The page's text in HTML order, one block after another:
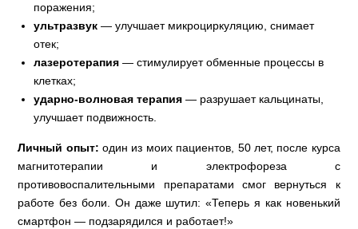
поражения;
ультразвук — улучшает микроциркуляцию, снимает
отек;
лазеротерапия — стимулирует обменные процессы в
клетках;
ударно‑волновая терапия — разрушает кальцинаты,
улучшает подвижность.
Личный опыт: один из моих пациентов, 50 лет, после курса
магнитотерапии и электрофореза с
противовоспалительными препаратами смог вернуться к
работе без боли. Он даже шутил: «Теперь я как новенький
смартфон — подзарядился и работает!»